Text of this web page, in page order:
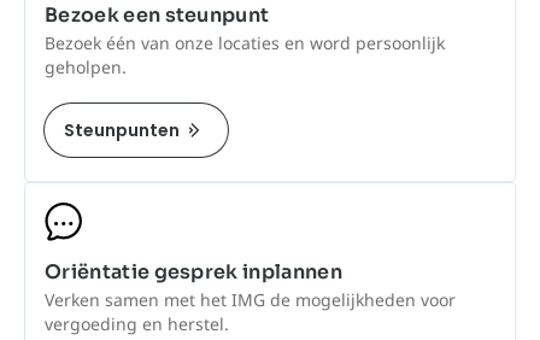
Bezoek een steunpunt
Bezoek één van onze locaties en word persoonlijk
geholpen.
Steunpunten
Oriëntatie gesprek inplannen
Verken samen met het IMG de mogelijkheden voor
vergoeding en herstel.